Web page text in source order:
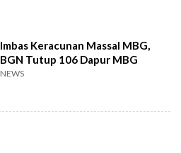
Imbas Keracunan Massal MBG,
BGN Tutup 106 Dapur MBG
NEWS